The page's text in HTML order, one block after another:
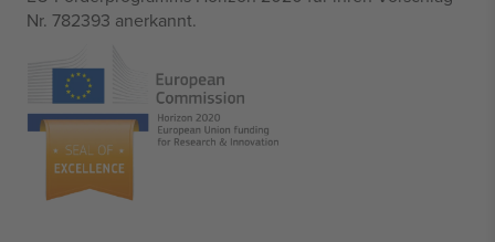
Nr. 782393 anerkannt.